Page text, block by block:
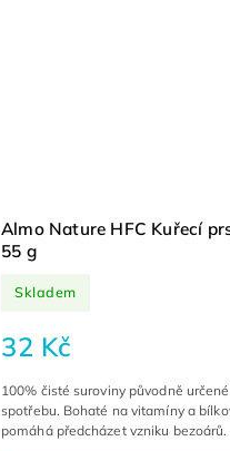
Almo Nature HFC Kuřecí
55 g
Skladem
32 Kč
100% čisté suroviny původně
spotřebu. Bohaté na vitamíny a
pomáhá předcházet vzniku bezoárů.